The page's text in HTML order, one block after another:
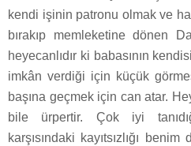
kendi işinin patronu olmak ve
bırakıp memleketine dönen
heyecanlıdır ki babasının
imkân verdiği için küçük
başına geçmek için can atar.
bile ürpertir. Çok iyi
karşısındaki kayıtsızlığı